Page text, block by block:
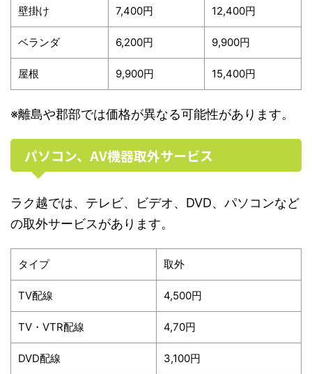
壁掛け 7,400円 12,400円
ベランダ 6,200円 9,900円
屋根 9,900円 15,400円
※離島や郡部では価格が異なる可能性があります。
パソコン、AV機器取外サービス
ラク越では、テレビ、ビデオ、DVD、パソコンなど
の取外サービスがあります。
タイプ 取外
TV配線 4,500円
TV・VTR配線 4,70円
DVD配線 3,100円